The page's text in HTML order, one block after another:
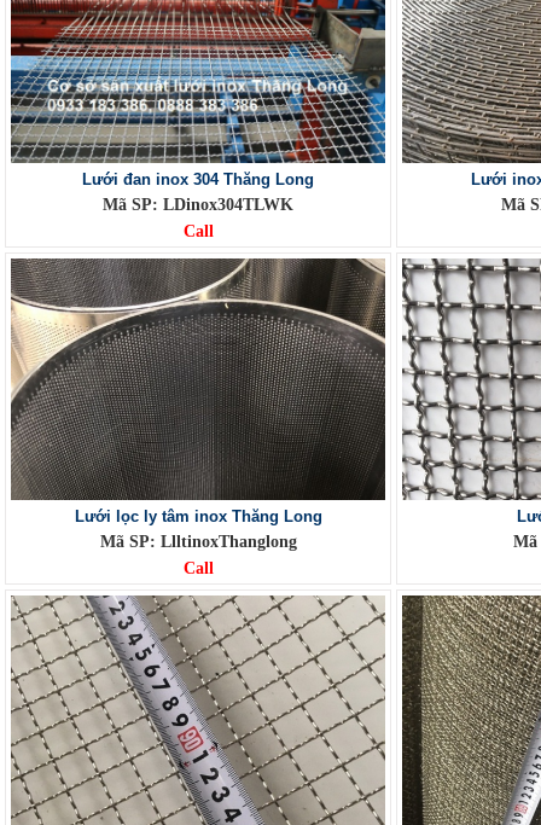
Lưới đan inox 304 Thăng Long
Mã SP: LDinox304TLWK
Call
Lưới
Mã
Lưới lọc ly tâm inox Thăng Long
Mã SP: LlltinoxThanglong
Call
Mã